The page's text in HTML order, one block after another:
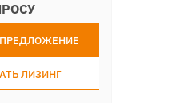
ЛИЗИНГ